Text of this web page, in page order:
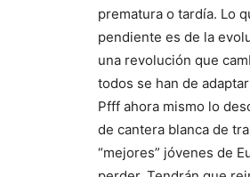
prematura o tardía. Lo
pendiente es de la
una revolución que
todos se han de
Pfff ahora mismo lo
de cantera blanca de
“mejores” jóvenes de